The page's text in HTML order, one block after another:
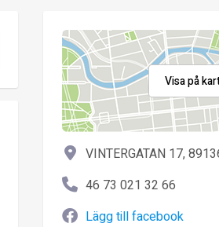
Visa på
VINTERGATAN 17,
46 73 021 32 66
Lägg till facebook